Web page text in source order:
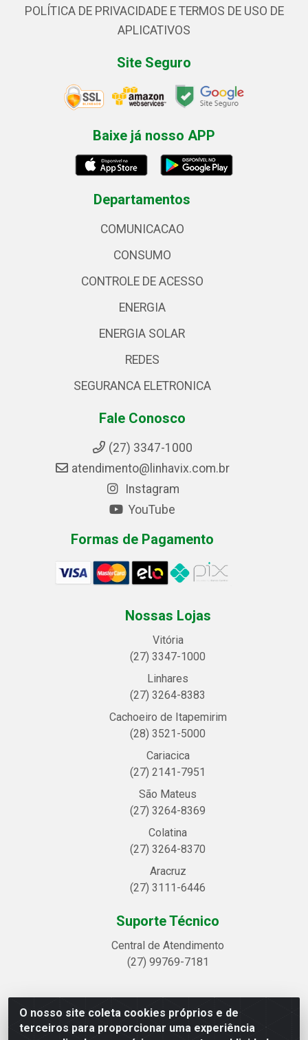
O nosso site coleta cookies próprios e de
terceiros para proporcionar uma experiência
POLÍTICA DE PRIVACIDADE E TERMOS DE USO DE
APLICATIVOS
Site Seguro
Baixe já nosso APP
Departamentos
COMUNICACAO
CONSUMO
CONTROLE DE ACESSO
ENERGIA
ENERGIA SOLAR
REDES
SEGURANCA ELETRONICA
Fale Conosco
(27) 3347-1000
atendimento@linhavix.com.br
Instagram
YouTube
Formas de Pagamento
Nossas Lojas
Vitória
(27) 3347-1000
Linhares
(27) 3264-8383
Cachoeiro de Itapemirim
(28) 3521-5000
Cariacica
(27) 2141-7951
São Mateus
(27) 3264-8369
Colatina
(27) 3264-8370
Aracruz
(27) 3111-6446
Suporte Técnico
Central de Atendimento
(27) 99769-7181
Linhavix Distribuidora LTDA - Avenida Alegre, 2521 -
Quadra314 Lote 05 e 07 - Shell, Linhares/ES - CEP